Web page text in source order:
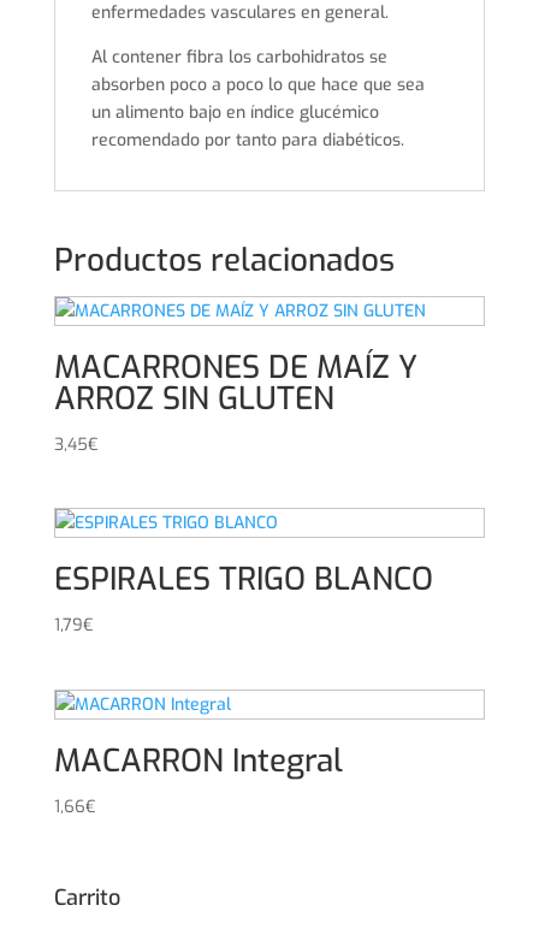
enfermedades vasculares en general.
Al contener fibra los carbohidratos se
absorben poco a poco lo que hace que sea
un alimento bajo en índice glucémico
recomendado por tanto para diabéticos.
Productos relacionados
MACARRONES DE MAÍZ Y
ARROZ SIN GLUTEN
3,45€
ESPIRALES TRIGO BLANCO
1,79€
MACARRON Integral
1,66€
Carrito